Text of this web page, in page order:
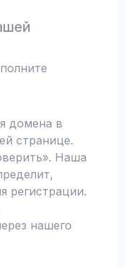
домена в
странице.
Наша
регистрации.
нашего